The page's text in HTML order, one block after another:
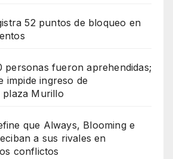
52 puntos de bloqueo en
personas fueron aprehendidas;
impide ingreso de
plaza Murillo
que Always, Blooming e
a sus rivales en
conflictos